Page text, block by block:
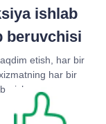
ishlab
beruvchisi
etish, har bir
har bir